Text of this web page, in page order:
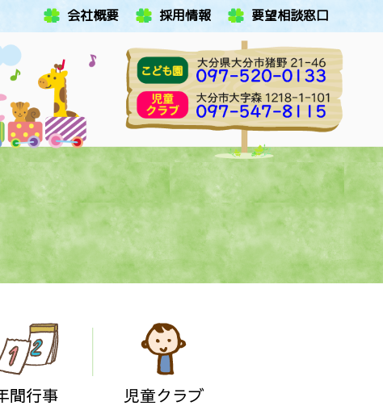
会社概要 採用情報 要望相談窓口
間行事 児童クラブ